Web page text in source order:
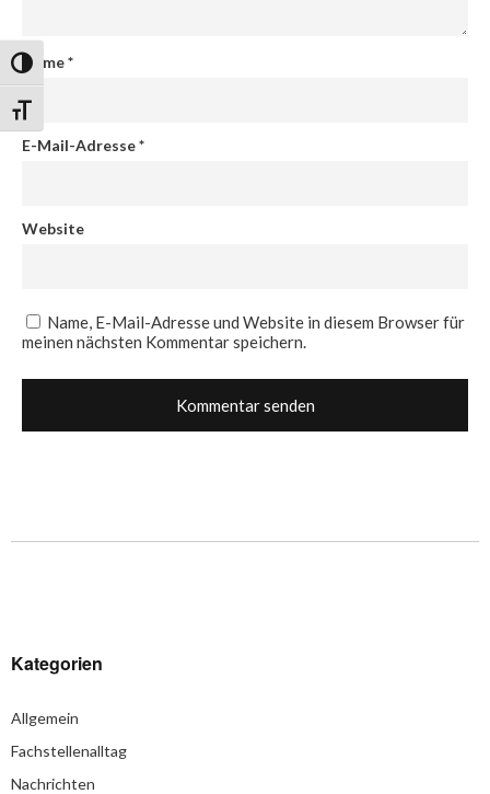
Umschalten auf hohe Kontraste
Schrift vergrößern
Name*
E-Mail-Adresse*
Website
Name, E-Mail-Adresse und Website in diesem Browser für
meinen nächsten Kommentar speichern.
Kategorien
Allgemein
Fachstellenalltag
Nachrichten